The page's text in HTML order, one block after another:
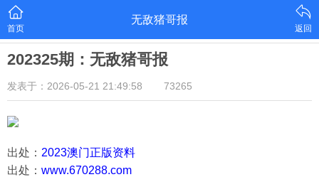
首页
无敌猪哥报
返回
202325期：无敌猪哥报
发表于：2026-05-21 21:49:58 73265
出处： 2023澳门正版资料
出处： www.670288.com